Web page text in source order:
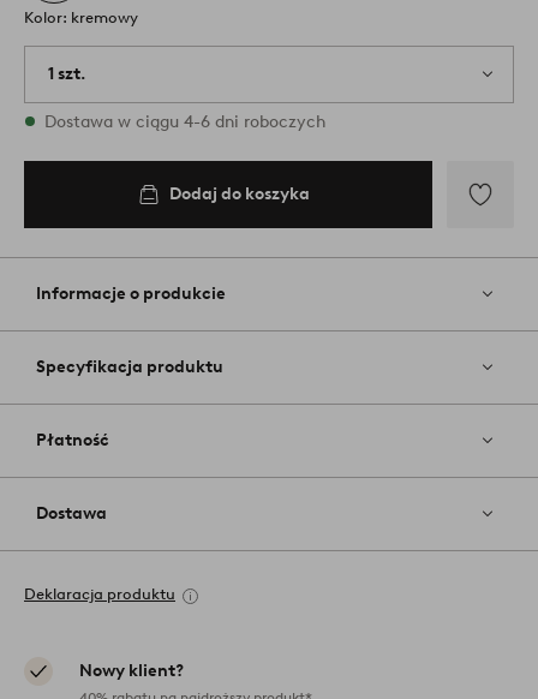
Kolor: kremowy
1 szt.
W magazynie
Dostawa w ciągu 4-6 dni roboczych
Dodaj do koszyka
do
Informacje o produkcie
Specyfikacja produktu
Płatność
Dostawa
Deklaracja produktu
Nowy klient?